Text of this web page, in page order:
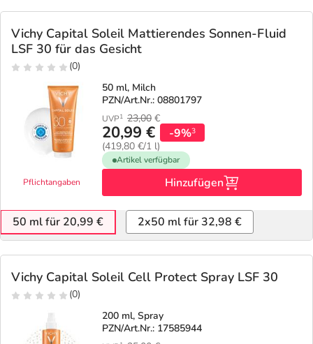
Vichy Capital Soleil Mattierendes Sonnen-Fluid
LSF 30 für das Gesicht
(0)
Pflichtangaben
50 ml, Milch
PZN/Art.Nr.: 08801797
UVP1 23,00 €
20,99 €
(419,80 €/1 l)
-9%3
Artikel verfügbar
Hinzufügen
50 ml für 20,99 € 2x50 ml für 32,98 €
Vichy Capital Soleil Cell Protect Spray LSF 30
(0)
200 ml, Spray
PZN/Art.Nr.: 17585944